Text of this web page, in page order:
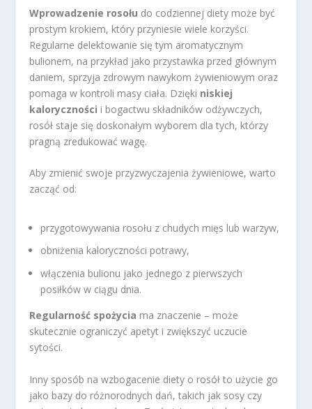
Wprowadzenie rosołu do codziennej diety może być
prostym krokiem, który przyniesie wiele korzyści.
Regularne delektowanie się tym aromatycznym
bulionem, na przykład jako przystawka przed głównym
daniem, sprzyja zdrowym nawykom żywieniowym oraz
pomaga w kontroli masy ciała. Dzięki niskiej
kaloryczności i bogactwu składników odżywczych,
rosół staje się doskonałym wyborem dla tych, którzy
pragną zredukować wagę.
Aby zmienić swoje przyzwyczajenia żywieniowe, warto
zacząć od:
przygotowywania rosołu z chudych mięs lub warzyw,
obniżenia kaloryczności potrawy,
włączenia bulionu jako jednego z pierwszych
posiłków w ciągu dnia.
Regularność spożycia ma znaczenie – może
skutecznie ograniczyć apetyt i zwiększyć uczucie
sytości.
Inny sposób na wzbogacenie diety o rosół to użycie go
jako bazy do różnorodnych dań, takich jak sosy czy